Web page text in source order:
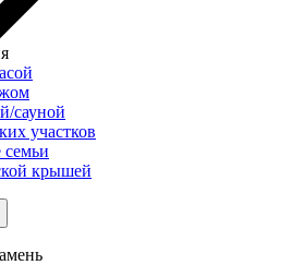
сауной
участков
семьи
крышей